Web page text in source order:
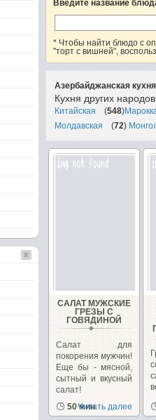
Введите название
* Чтобы найти блюдо с
"торт с вишней",
Азербайджанская кухня
Кухня других
Китайская (548)
Молдавская
(72)
САЛАТ МУЖСКИЕ
ГРЕЗЫ С
ГОВЯДИНОЙ
Салат для
покорения мужчин!
Еще бы - мясной,
сытный и вкусный
салат!
50 мин
Читать далее